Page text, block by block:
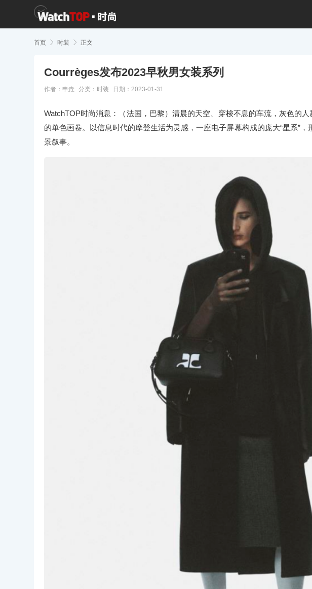
首页  时装  正文
Courrèges发布2023早秋男⼥装系列
作者：申垚 分类： 时装 日期：2023-01-31
WatchTOP时尚消息：（法国，巴黎）清晨的天空、穿梭不息的车流，灰⾊的
的单⾊画卷。以信息时代的摩登⽣活为灵感，⼀座电⼦屏幕构成的庞⼤“星系”
景叙事。